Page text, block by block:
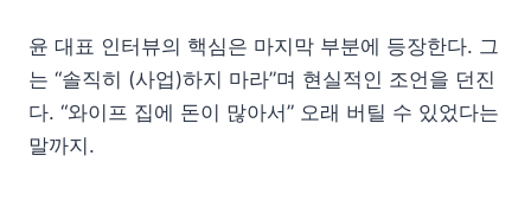
윤 대표 인터뷰의 핵심은 마지막 부분에 등장한다. 그
는 “솔직히 (사업)하지 마라”며 현실적인 조언을 던진
다. “와이프 집에 돈이 많아서” 오래 버틸 수 있었다는
말까지.